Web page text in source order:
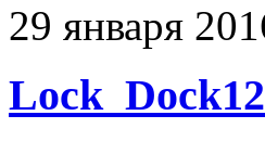
29 января